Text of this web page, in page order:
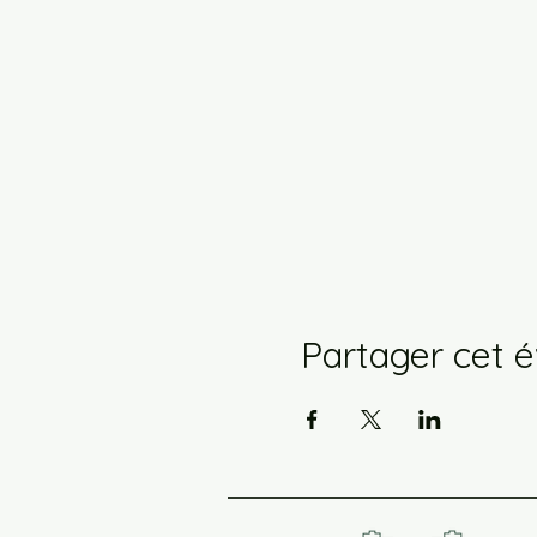
Partager cet